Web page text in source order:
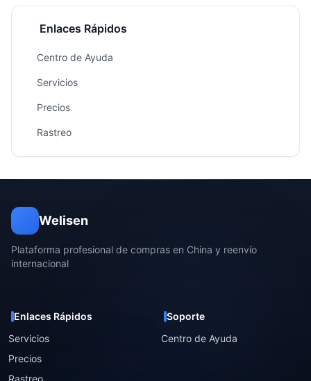
Enlaces Rápidos
Centro de Ayuda
Servicios
Precios
Rastreo
Welisen
Plataforma profesional de compras en China y reenvío
internacional
Enlaces Rápidos
Servicios
Precios
Soporte
Centro de Ayuda